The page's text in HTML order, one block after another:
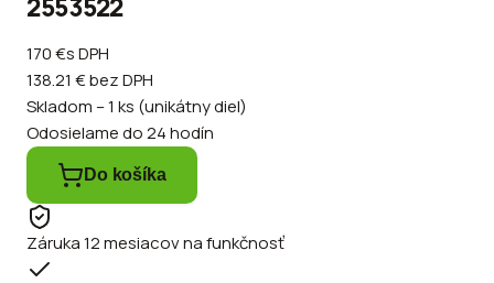
170 €s DPH
138.21 €bez DPH
Skladom – 1 ks (unikátny diel)
Odosielame do 24 hodín
Do košíka
Záruka 12 mesiacov na funkčnosť